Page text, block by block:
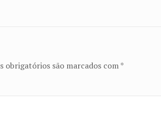
obrigatórios são marcados com*